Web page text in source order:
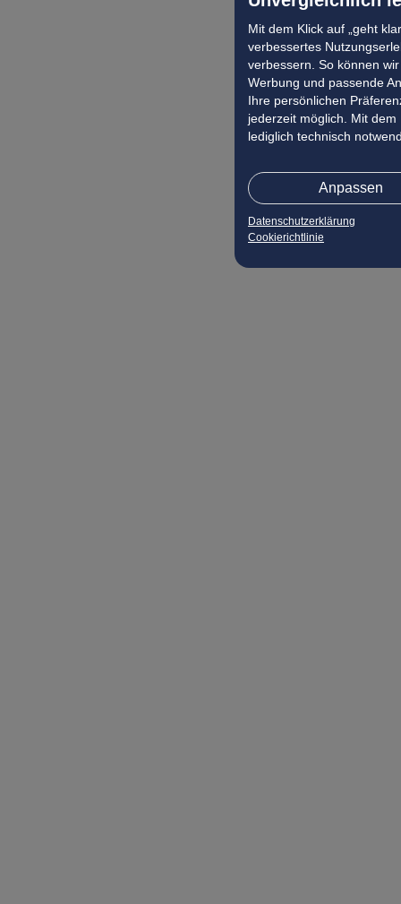
Mit dem Klick auf „geht
verbessertes
verbessern. So können
Werbung und passende
Ihre persönlichen
jederzeit möglich. Mit dem
lediglich technisch
Anpassen
Datenschutzerklärung
Cookierichtlinie